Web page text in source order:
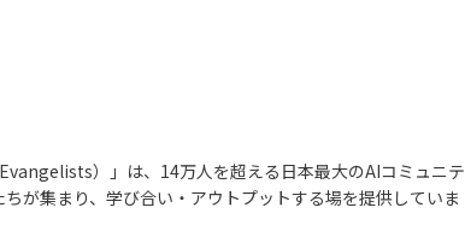
）」は、14万人を超える日本最大のAIコミュニテ
が集まり、学び合い・アウトプットする場を提供していま